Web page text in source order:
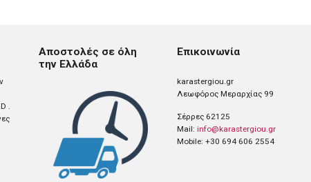
.
Αποστολές σε όλη
την Ελλάδα
Επικοινωνία
karastergiou.gr
Λεωφόρος Μεραρχίας 99
Σέρρες 62125
Mail: info@karastergiou.gr
Mobile: +30 694 606 2554